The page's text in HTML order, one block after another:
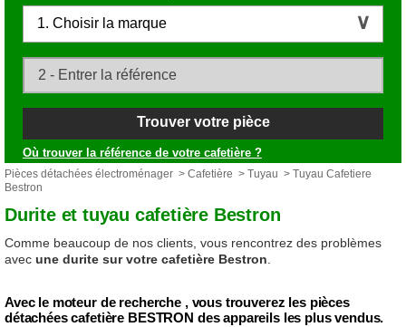
1. Choisir la marque
Trouver votre pièce
Où trouver la référence de votre cafetière ?
Pièces détachées électroménager > Cafetière > Tuyau > Tuyau Cafetiere
Bestron
Durite et tuyau cafetière Bestron
Comme beaucoup de nos clients, vous rencontrez des problèmes
avec une durite sur votre cafetière Bestron
Avec le moteur de recherche , vous trouverez les pièces
détachées cafetière BESTRON des appareils les plus vendus.